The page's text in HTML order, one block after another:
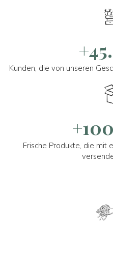
Kunden, die von unseren
Frische Produkte, die mit